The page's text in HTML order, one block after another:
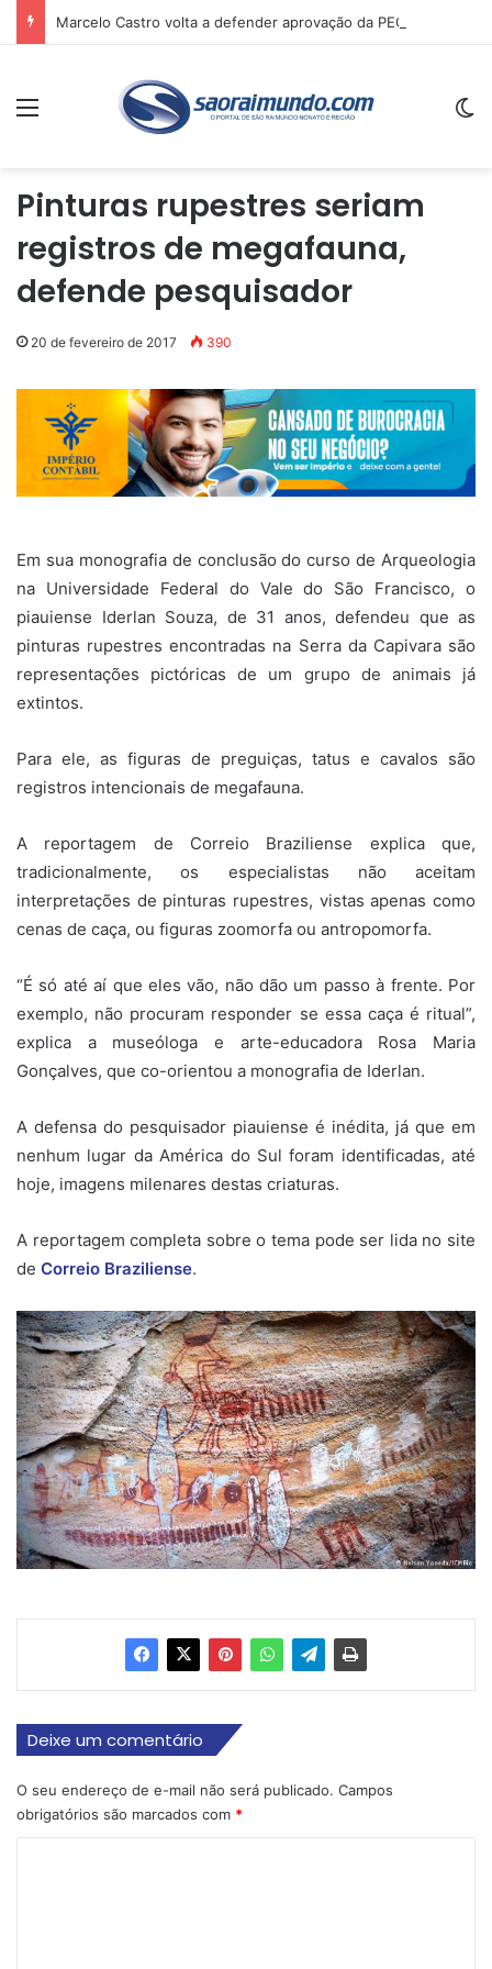
Menu
Pinturas rupestres seriam
registros de megafauna,
defende pesquisador
20 de fevereiro de 2017 390
Em sua monografia de conclusão do curso de Arqueologia
na Universidade Federal do Vale do São Francisco, o
piauiense Iderlan Souza, de 31 anos, defendeu que as
pinturas rupestres encontradas na Serra da Capivara são
representações pictóricas de um grupo de animais já
extintos.
Para ele, as figuras de preguiças, tatus e cavalos são
registros intencionais de megafauna.
A reportagem de Correio Braziliense explica que,
tradicionalmente, os especialistas não aceitam
interpretações de pinturas rupestres, vistas apenas como
cenas de caça, ou figuras zoomorfa ou antropomorfa.
“É só até aí que eles vão, não dão um passo à frente. Por
exemplo, não procuram responder se essa caça é ritual”,
explica a museóloga e arte-educadora Rosa Maria
Gonçalves, que co-orientou a monografia de Iderlan.
A defensa do pesquisador piauiense é inédita, já que em
nenhum lugar da América do Sul foram identificadas, até
hoje, imagens milenares destas criaturas.
A reportagem completa sobre o tema pode ser lida no site
de Correio Braziliense.
Deixe um comentário
O seu endereço de e-mail não será publicado. Campos
obrigatórios são marcados com *